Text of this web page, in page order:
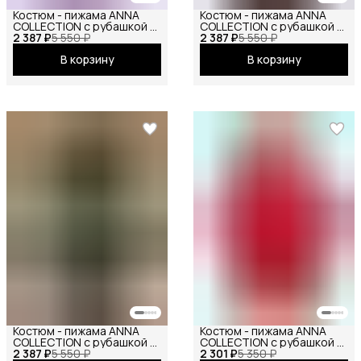
2 387 ₽5 550 ₽
Костюм - пижама ANNA
COLLECTION с рубашкой и
штанами из муслина
(100% хлопок), на резинке
от маленьких до больших
В корзину
2 387 ₽5 550 ₽
Костюм - пижама ANNA
COLLECTION с рубашкой и
шортами на резинке, из
муслина (100% хлопок), от
маленьких до больших
В корзину
2 387 ₽5 550 ₽
Костюм - пижама ANNA
COLLECTION с рубашкой и
шортами на резинке, из 2 301 ₽5 350 ₽
Костюм - пижама ANNA
COLLECTION с рубашкой и
шортами на резинке, из